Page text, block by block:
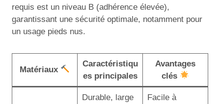
requis est un niveau B (adhérence élevée),
garantissant une sécurité optimale, notamment pour
un usage pieds nus.
Matériaux
Caractéristiqu
es principales
Avantages
clés
Durable, large
Facile à